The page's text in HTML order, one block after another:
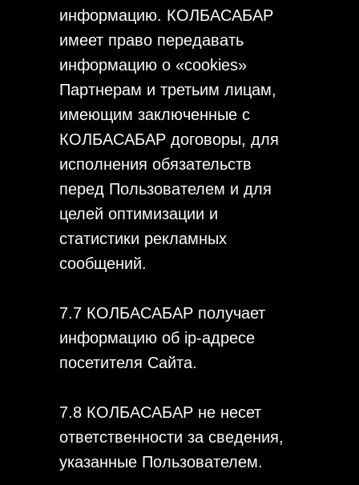
информацию. КОЛБАСАБАР
имеет право передавать
информацию о «cookies»
Партнерам и третьим лицам,
имеющим заключенные с
КОЛБАСАБАР договоры, для
исполнения обязательств
перед Пользователем и для
целей оптимизации и
статистики рекламных
сообщений.
7.7 КОЛБАСАБАР получает
информацию об ip-адресе
посетителя Сайта.
7.8 КОЛБАСАБАР не несет
ответственности за сведения,
указанные Пользователем.